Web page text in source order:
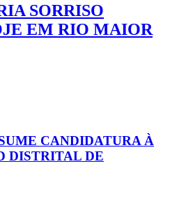
SORRISO
EM RIO MAIOR
CANDIDATURA À
DISTRITAL DE